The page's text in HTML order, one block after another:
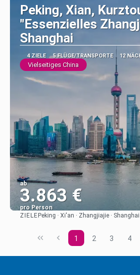
Peking, Xian,
"Essenzielles
Shanghai
4 ZIELE 5 FLÜGE/TRANSPORTE 12
Vielseitiges China
ab
3.863 €
pro Person
Sehen
ZIELE Peking · Xi'an · Zhangjiajie · Shanghai
1 2 3 4